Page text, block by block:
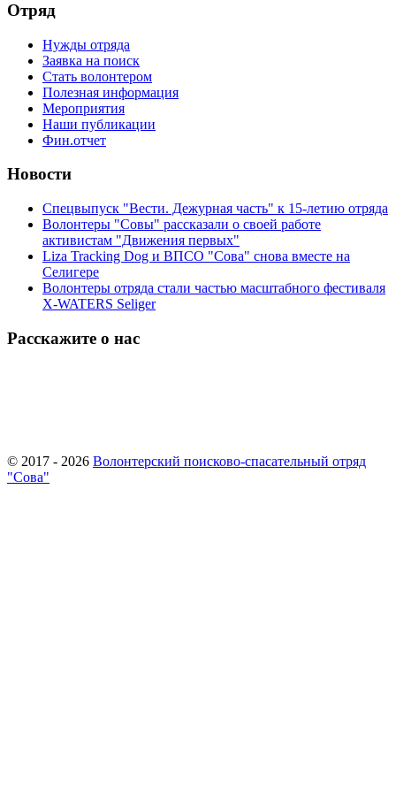
Отряд
Нужды отряда
Заявка на поиск
Стать волонтером
Полезная информация
Мероприятия
Наши публикации
Фин.отчет
Новости
Спецвыпуск "Вести. Дежурная часть" к 15-летию отряда
Волонтеры "Совы" рассказали о своей работе
активистам "Движения первых"
Liza Tracking Dog и ВПСО "Сова" снова вместе на
Селигере
Волонтеры отряда стали частью масштабного фестиваля
X-WATERS Seliger
Расскажите о нас
© 2017 - 2026 Волонтерский поисково-спасательный отряд
"Сова"